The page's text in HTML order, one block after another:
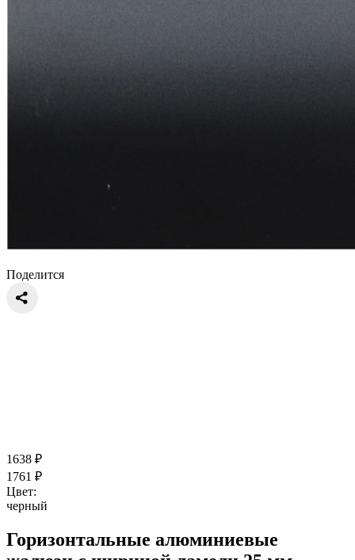
Поделится
1638 ₽
1761 ₽
Цвет:
черный
Горизонтальные алюминиевые